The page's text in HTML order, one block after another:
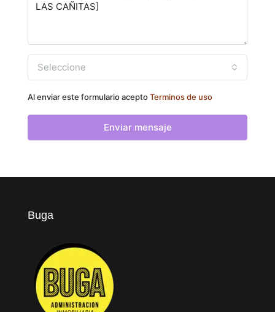
Seleccione
Al enviar este formulario aceptoTerminos de uso
Enviar mensaje
Buga